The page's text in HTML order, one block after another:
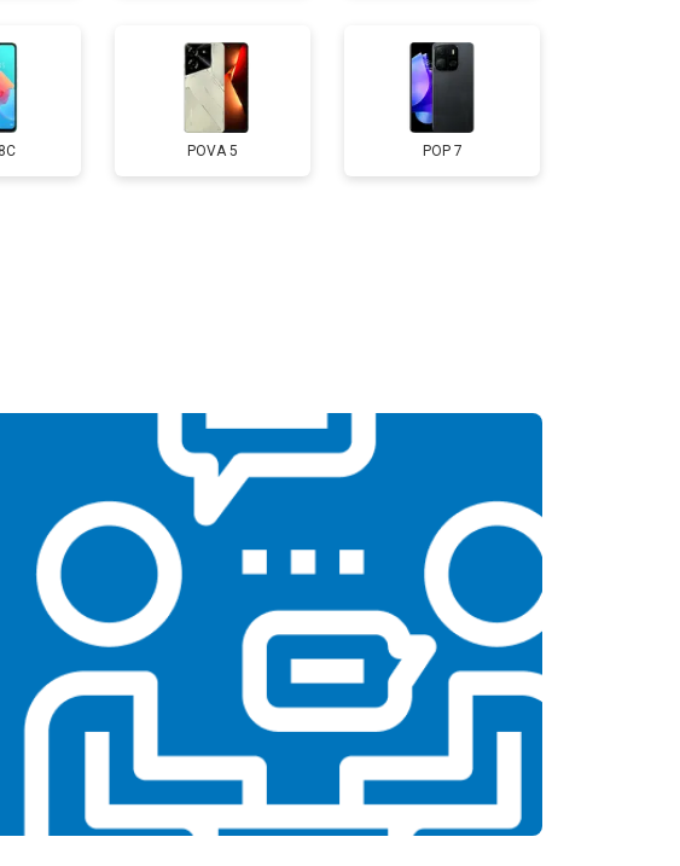
от 1400 ₽ Заказать
POVA 5 POP 7